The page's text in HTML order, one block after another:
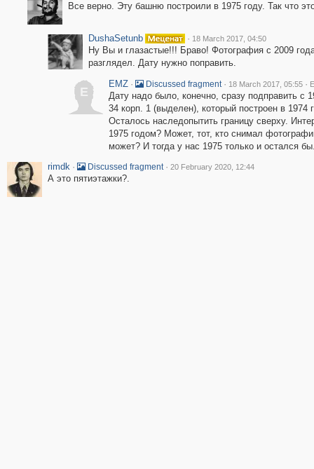
Все верно. Эту башню построили в 1975 году. Так что
DushaSetunb · 18 March 2017, 04:50
Ну Вы и глазастые!!! Браво! Фотография с 2009
разглядел. Дату нужно поправить.
E
EMZ · Discussed fragment · 18 March 2017, 05:55 ·
Дату надо было, конечно, сразу подправить с
34 корп. 1 (выделен), который построен в
Осталось наследопытить границу сверху.
1975 годом? Может, тот, кто снимал
может? И тогда у нас 1975 только и остался
rimdk · Discussed fragment · 20 February 2020, 12:44
А это пятиэтажки?.